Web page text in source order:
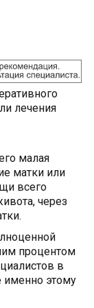
лечения
малая
матки или
всего
через
процентом
в
именно этому